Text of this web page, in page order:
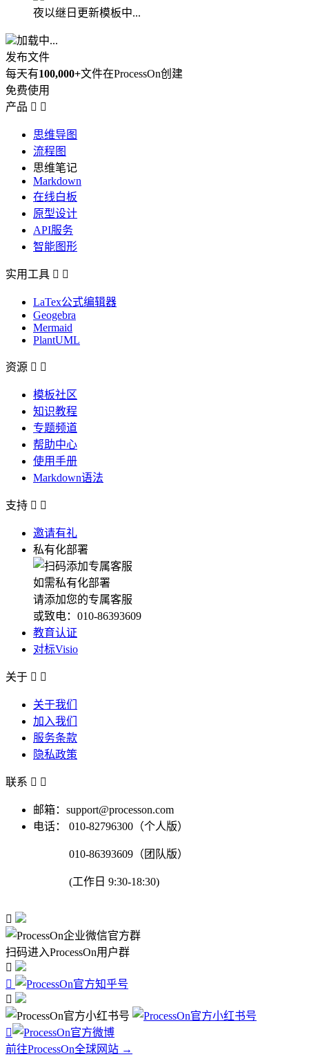
夜以继日更新模板中...
加载中...
发布文件
每天有100,000+文件在ProcessOn创建
免费使用
产品  
思维导图
流程图
思维笔记
Markdown
在线白板
原型设计
API服务
智能图形
实用工具  
LaTex公式编辑器
Geogebra
Mermaid
PlantUML
资源  
模板社区
知识教程
专题频道
帮助中心
使用手册
Markdown语法
支持  
邀请有礼
私有化部署
如需私有化部署
请添加您的专属客服
或致电：010-86393609
教育认证
对标Visio
关于  
关于我们
加入我们
服务条款
隐私政策
联系  
邮箱：support@processon.com
电话：
010-82796300（个人版）
010-86393609（团队版）
(工作日 9:30-18:30)

扫码进入ProcessOn用户群




前往ProcessOn全球网站 →